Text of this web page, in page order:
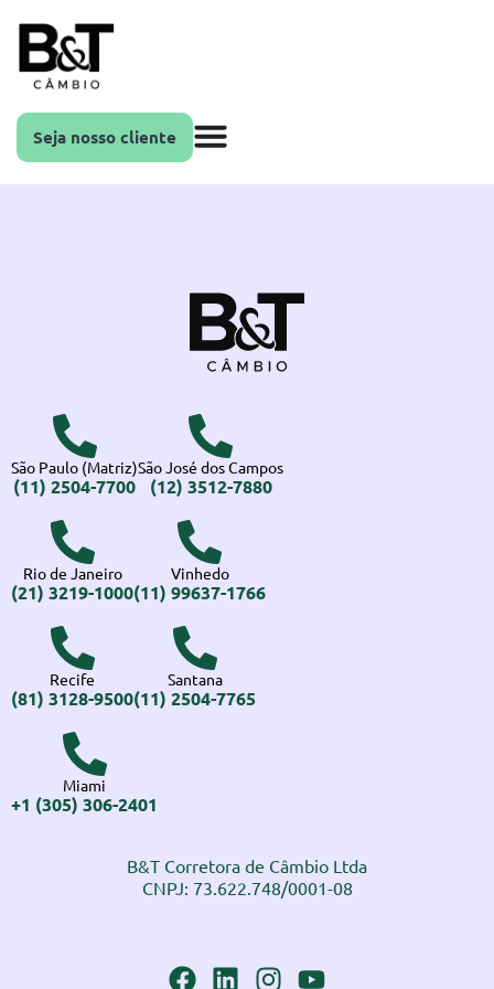
Seja nosso cliente
São Paulo (Matriz)
(11) 2504-7700
São José dos Campos
(12) 3512-7880
Rio de Janeiro
(21) 3219-1000
Vinhedo
(11) 99637-1766
Recife
(81) 3128-9500
Santana
(11) 2504-7765
Miami
+1 (305) 306-2401
B&T Corretora de Câmbio Ltda
CNPJ: 73.622.748/0001-08